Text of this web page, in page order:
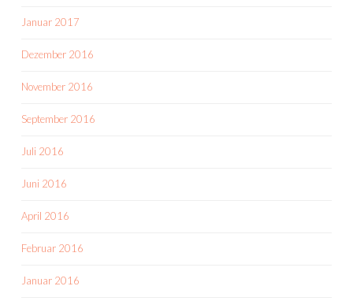
Januar 2017
Dezember 2016
November 2016
September 2016
Juli 2016
Juni 2016
April 2016
Februar 2016
Januar 2016